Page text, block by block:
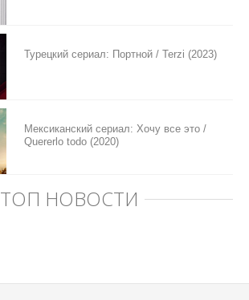
Турецкий сериал: Портной / Terzi (2023)
Мексиканский сериал: Хочу все это /
Quererlo todo (2020)
ТОП НОВОСТИ